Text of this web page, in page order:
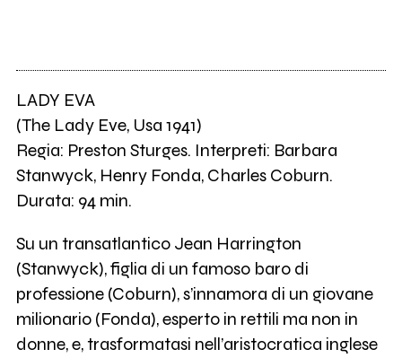
LADY EVA
(The Lady Eve, Usa 1941)
Regia: Preston Sturges. Interpreti: Barbara
Stanwyck, Henry Fonda, Charles Coburn.
Durata: 94 min.
Su un transatlantico Jean Harrington
(Stanwyck), figlia di un famoso baro di
professione (Coburn), s’innamora di un giovane
milionario (Fonda), esperto in rettili ma non in
donne, e, trasformatasi nell’aristocratica inglese